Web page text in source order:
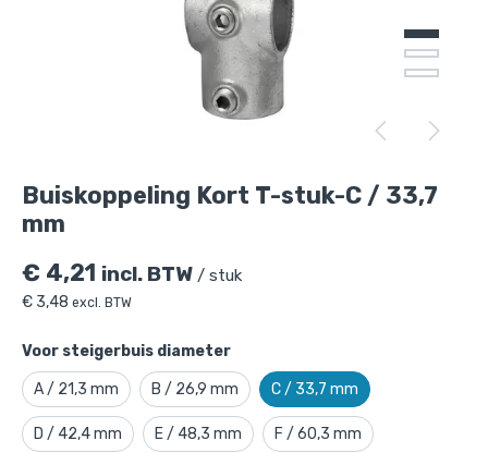
Buiskoppeling Kort T-stuk-C / 33,7
mm
€ 4,21 incl. BTW / stuk
€ 3,48 excl. BTW
Voor steigerbuis diameter
A / 21,3 mm B / 26,9 mm C / 33,7 mm
D / 42,4 mm E / 48,3 mm F / 60,3 mm
Buiskoppeling Kort T-stuk-C / 33,7
mm